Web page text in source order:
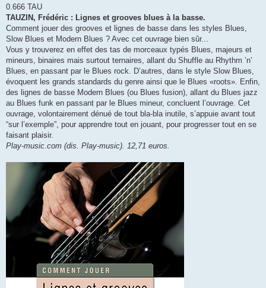
s
a
g
0.666 TAU
TAUZIN, Frédéric : Lignes et grooves blues à la basse.
Comment jouer des grooves et lignes de basse dans les styles Blues,
Slow Blues et Modern Blues ? Avec cet ouvrage bien sûr...
Vous y trouverez en effet des tas de morceaux typés Blues, majeurs et
mineurs, binaires mais surtout ternaires, allant du Shuffle au Rhythm ’n’
Blues, en passant par le Blues rock. D’autres, dans le style Slow Blues,
évoquent les grands standards du genre ainsi que le Blues «roots». Enfin,
des lignes de basse Modern Blues (ou Blues fusion), allant du Blues jazz
au Blues funk en passant par le Blues mineur, concluent l’ouvrage. Cet
ouvrage, volontairement dénué de tout bla-bla inutile, s’appuie avant tout
“sur l’exemple”, pour apprendre tout en jouant, pour progresser tout en se
faisant plaisir.
Play-music.com (dis. Play-music). 12,71 euros.